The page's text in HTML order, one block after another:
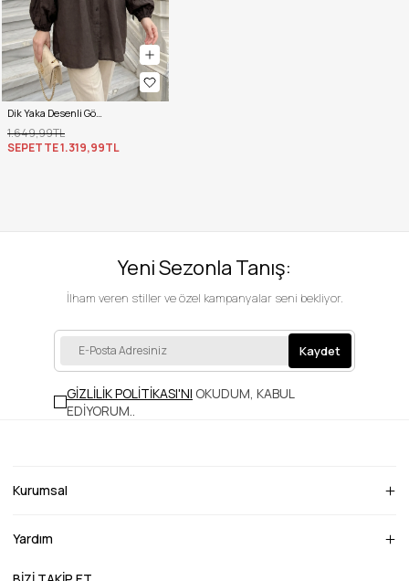
Dik Yaka Desenli Gömlek Y0112 - ACI KAHVE
1.649,99TL
SEPETTE1.319,99TL
Yeni Sezonla Tanış:
İlham veren stiller ve özel kampanyalar seni bekliyor.
Kaydet
GİZLİLİK POLİTİKASI'NI OKUDUM, KABUL
EDİYORUM..
Kurumsal
Yardım